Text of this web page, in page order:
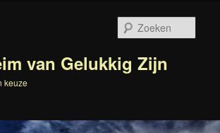
van Gelukkig Zijn
keuze